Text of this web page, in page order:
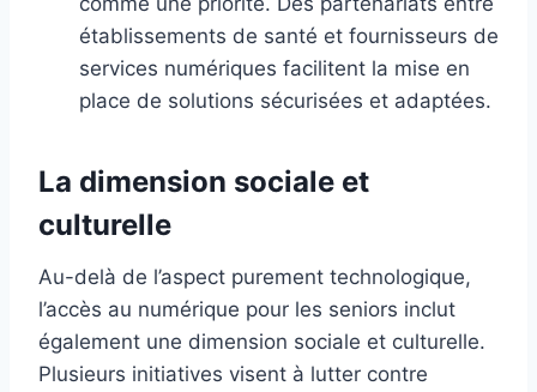
établissements de santé et fournisseurs de
services numériques facilitent la mise en
place de solutions sécurisées et adaptées.
La dimension sociale et
culturelle
Au-delà de l’aspect purement technologique,
l’accès au numérique pour les seniors inclut
également une dimension sociale et culturelle.
Plusieurs initiatives visent à lutter contre